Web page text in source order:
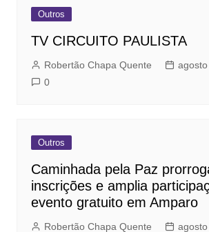
Outros
TV CIRCUITO PAULISTA
Robertão Chapa Quente
0
Outros
Caminhada pela Paz
inscrições e amplia
evento gratuito em Amparo
Robertão Chapa Quente